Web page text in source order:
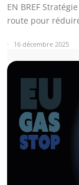
EN BREF
route pour
16 décembre 2025